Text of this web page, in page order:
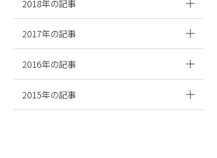
2018年の記事
2017年の記事
2016年の記事
2015年の記事